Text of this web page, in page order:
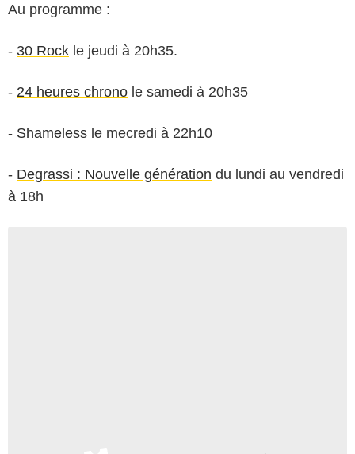
Au programme :
- 30 Rock le jeudi à 20h35.
- 24 heures chrono le samedi à 20h35
- Shameless le mecredi à 22h10
- Degrassi : Nouvelle génération du lundi au vendredi
à 18h